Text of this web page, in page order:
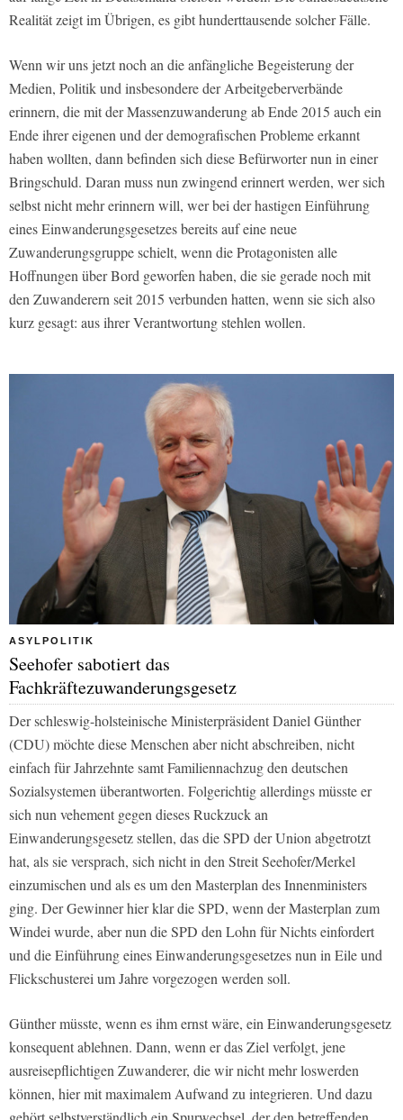
Realität zeigt im Übrigen, es gibt hunderttausende solcher Fälle.
Wenn wir uns jetzt noch an die anfängliche Begeisterung der
Medien, Politik und insbesondere der Arbeitgeberverbände
erinnern, die mit der Massenzuwanderung ab Ende 2015 auch ein
Ende ihrer eigenen und der demografischen Probleme erkannt
haben wollten, dann befinden sich diese Befürworter nun in einer
Bringschuld. Daran muss nun zwingend erinnert werden, wer sich
selbst nicht mehr erinnern will, wer bei der hastigen Einführung
eines Einwanderungsgesetzes bereits auf eine neue
Zuwanderungsgruppe schielt, wenn die Protagonisten alle
Hoffnungen über Bord geworfen haben, die sie gerade noch mit
den Zuwanderern seit 2015 verbunden hatten, wenn sie sich also
kurz gesagt: aus ihrer Verantwortung stehlen wollen.
ASYLPOLITIK
Seehofer sabotiert das
Fachkräftezuwanderungsgesetz
Der schleswig-holsteinische Ministerpräsident Daniel Günther
(CDU) möchte diese Menschen aber nicht abschreiben, nicht
einfach für Jahrzehnte samt Familiennachzug den deutschen
Sozialsystemen überantworten. Folgerichtig allerdings müsste er
sich nun vehement gegen dieses Ruckzuck an
Einwanderungsgesetz stellen, das die SPD der Union abgetrotzt
hat, als sie versprach, sich nicht in den Streit Seehofer/Merkel
einzumischen und als es um den Masterplan des Innenministers
ging. Der Gewinner hier klar die SPD, wenn der Masterplan zum
Windei wurde, aber nun die SPD den Lohn für Nichts einfordert
und die Einführung eines Einwanderungsgesetzes nun in Eile und
Flickschusterei um Jahre vorgezogen werden soll.
Günther müsste, wenn es ihm ernst wäre, ein Einwanderungsgesetz
konsequent ablehnen. Dann, wenn er das Ziel verfolgt, jene
ausreisepflichtigen Zuwanderer, die wir nicht mehr loswerden
können, hier mit maximalem Aufwand zu integrieren. Und dazu